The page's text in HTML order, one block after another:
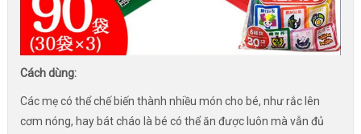
Cách dùng:
Các mẹ có thể chế biến thành nhiều món cho bé, như rắc lên
cơm nóng, hay bát cháo là bé có thể ăn được luôn mà vẫn đủ